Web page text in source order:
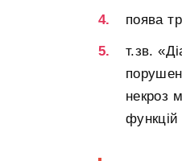
поява
т.зв.
некроз
функцій